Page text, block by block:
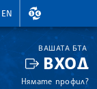
EN
ВАЛУТНИ
ВАШАТА БТА
ВХОД
Нямате профил?